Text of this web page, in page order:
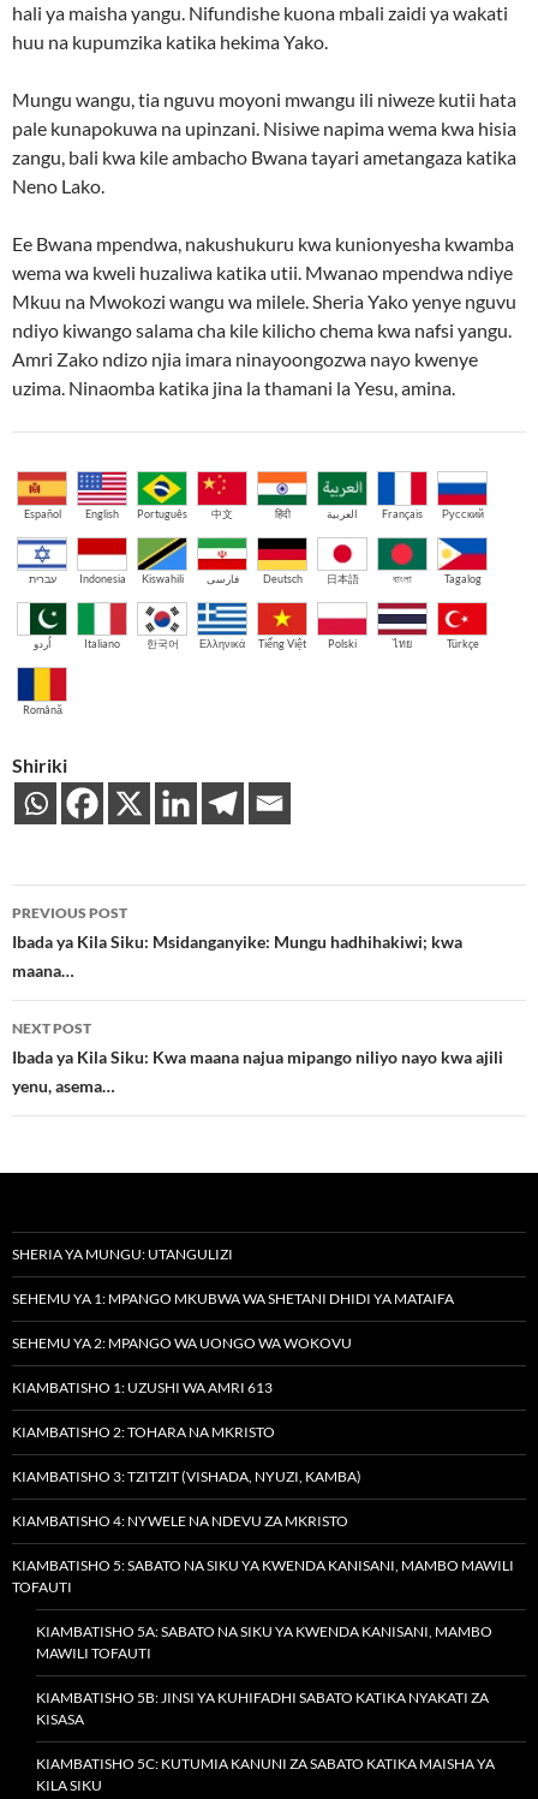
hali ya maisha yangu. Nifundishe kuona mbali zaidi ya wakati
huu na kupumzika katika hekima Yako.
Mungu wangu, tia nguvu moyoni mwangu ili niweze kutii hata
pale kunapokuwa na upinzani. Nisiwe napima wema kwa hisia
zangu, bali kwa kile ambacho Bwana tayari ametangaza katika
Neno Lako.
Ee Bwana mpendwa, nakushukuru kwa kunionyesha kwamba
wema wa kweli huzaliwa katika utii. Mwanao mpendwa ndiye
Mkuu na Mwokozi wangu wa milele. Sheria Yako yenye nguvu
ndiyo kiwango salama cha kile kilicho chema kwa nafsi yangu.
Amri Zako ndizo njia imara ninayoongozwa nayo kwenye
uzima. Ninaomba katika jina la thamani la Yesu, amina.
Español English Português 中文 हिंदी العربية Français Русский
עברית Indonesia Kiswahili فارسی Deutsch 日本語 বাংলা Tagalog
اُردو Italiano 한국어 Ελληνικά Tiếng Việt Polski ไทย Türkçe
Română
Shiriki
Post
navigation
PREVIOUS POST
Ibada ya Kila Siku: Msidanganyike: Mungu hadhihakiwi; kwa
maana…
NEXT POST
Ibada ya Kila Siku: Kwa maana najua mipango niliyo nayo kwa ajili
yenu, asema…
SHERIA YA MUNGU: UTANGULIZI
SEHEMU YA 1: MPANGO MKUBWA WA SHETANI DHIDI YA MATAIFA
SEHEMU YA 2: MPANGO WA UONGO WA WOKOVU
KIAMBATISHO 1: UZUSHI WA AMRI 613
KIAMBATISHO 2: TOHARA NA MKRISTO
KIAMBATISHO 3: TZITZIT (VISHADA, NYUZI, KAMBA)
KIAMBATISHO 4: NYWELE NA NDEVU ZA MKRISTO
KIAMBATISHO 5: SABATO NA SIKU YA KWENDA KANISANI, MAMBO MAWILI
TOFAUTI
KIAMBATISHO 5A: SABATO NA SIKU YA KWENDA KANISANI, MAMBO
MAWILI TOFAUTI
KIAMBATISHO 5B: JINSI YA KUHIFADHI SABATO KATIKA NYAKATI ZA
KISASA
KIAMBATISHO 5C: KUTUMIA KANUNI ZA SABATO KATIKA MAISHA YA
KILA SIKU